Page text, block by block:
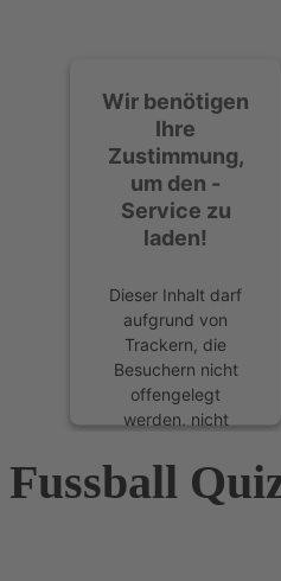
Wir benötigen
Ihre
Zustimmung,
um den -
Service zu
laden!
Dieser Inhalt darf
aufgrund von
Trackern, die
Besuchern nicht
offengelegt
werden, nicht
Der Besitzer der
Website muss diese
Fussball